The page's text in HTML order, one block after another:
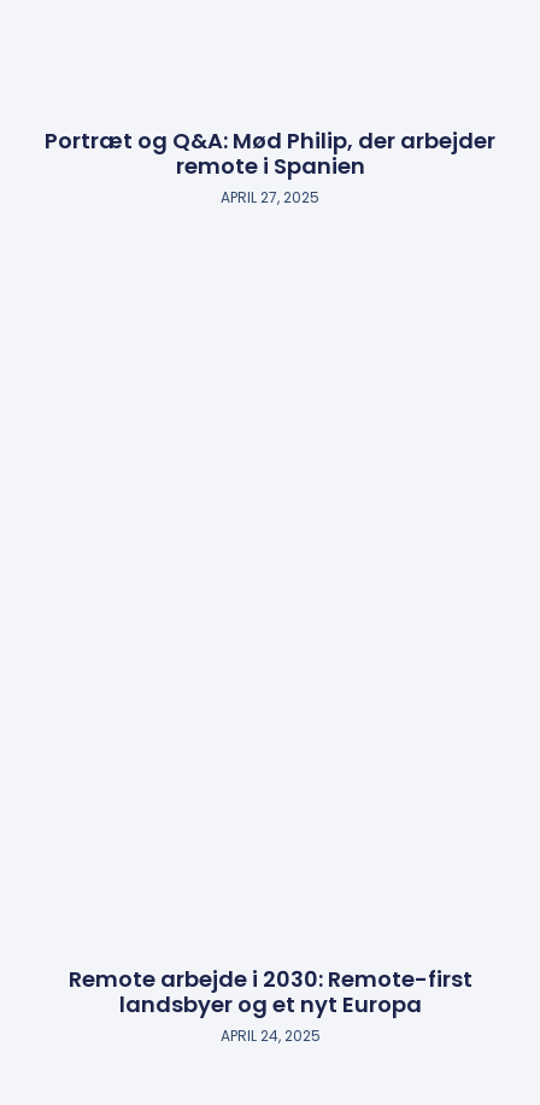
Portræt og Q&A: Mød Philip, der arbejder
remote i Spanien
APRIL 27, 2025
Remote arbejde i 2030: Remote-first
landsbyer og et nyt Europa
APRIL 24, 2025